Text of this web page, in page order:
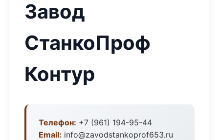
Завод
СтанкоПроф
Контур
Телефон: +7 (961) 194-95-44
Email: info@zavodstankoprof653.ru